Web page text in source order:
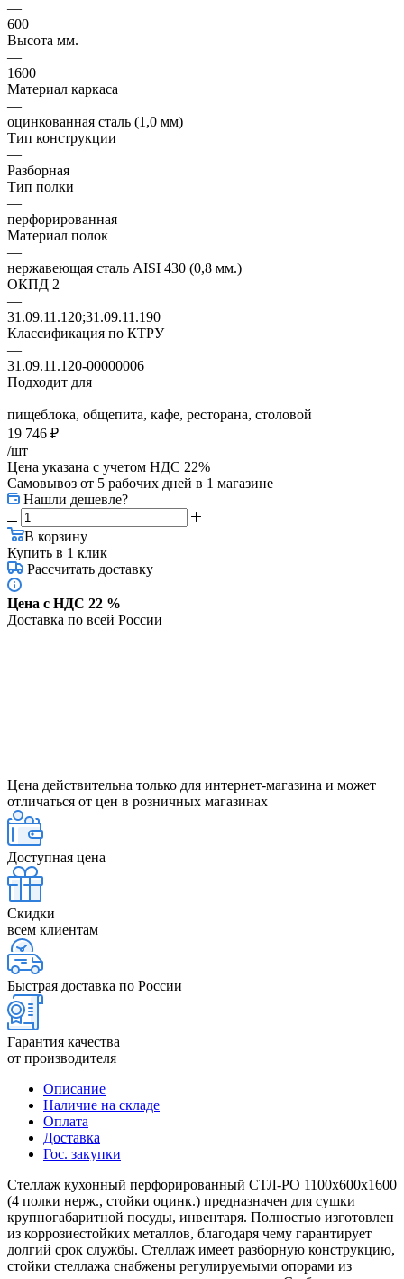
—
600
Высота мм.
—
1600
Материал каркаса
—
оцинкованная сталь (1,0 мм)
Тип конструкции
—
Разборная
Тип полки
—
перфорированная
Материал полок
—
нержавеющая сталь AISI 430 (0,8 мм.)
ОКПД 2
—
31.09.11.120;31.09.11.190
Классификация по КТРУ
—
31.09.11.120-00000006
Подходит для
—
пищеблока, общепита, кафе, ресторана, столовой
19 746 ₽
/шт
Цена указана с учетом НДС 22%
Самовывоз от 5 рабочих дней в 1 магазине
Нашли дешевле?
В корзину
Купить в 1 клик
Рассчитать доставку
Цена с НДС 22 %
Доставка по всей России
Цена действительна только для интернет-магазина и может
отличаться от цен в розничных магазинах
Доступная цена
Скидки
всем клиентам
Быстрая доставка по России
Гарантия качества
от производителя
Описание
Наличие на складе
Оплата
Доставка
Гос. закупки
Стеллаж кухонный перфорированный СТЛ-РО 1100х600х1600
(4 полки нерж., стойки оцинк.) предназначен для сушки
крупногабаритной посуды, инвентаря. Полностью изготовлен
из коррозиестойких металлов, благодаря чему гарантирует
долгий срок службы. Стеллаж имеет разборную конструкцию,
стойки стеллажа снабжены регулируемыми опорами из